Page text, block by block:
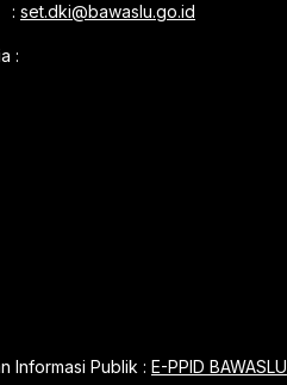
: set.dki@bawaslu.go.id
:
Informasi Publik : E-PPID BAWASLU